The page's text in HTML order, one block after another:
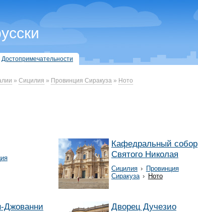
Достопримечательности
» Сицилия » Провинция Сиракуза » Ното
Кафедральный собор
Святого Николая
Сицилия › Провинция
Сиракуза › Ното
Джованни Дворец Дучезио